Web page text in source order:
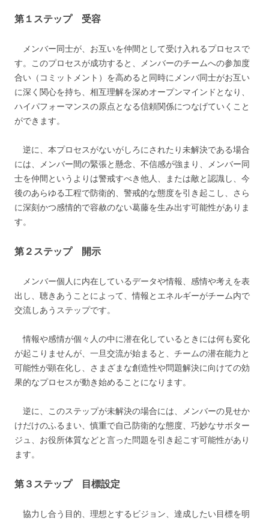
第１ステップ 受容
メンバー同士が、お互いを仲間として受け入れるプロセスで
す。このプロセスが成功すると、メンバーのチームへの参加度
合い（コミットメント）を高めると同時にメンバ同士がお互い
に深く関心を持ち、相互理解を深めオープンマインドとなり、
ハイパフォーマンスの原点となる信頼関係につなげていくこと
ができます。
逆に、本プロセスがないがしろにされたり未解決である場合
には、メンバー間の緊張と懸念、不信感が強まり、メンバー同
士を仲間というよりは警戒すべき他人、または敵と認識し、今
後のあらゆる工程で防衛的、警戒的な態度を引き起こし、さら
に深刻かつ感情的で容赦のない葛藤を生み出す可能性がありま
す。
第２ステップ 開示
メンバー個人に内在しているデータや情報、感情や考えを表
出し、聴きあうことによって、情報とエネルギーがチーム内で
交流しあうステップです。
情報や感情が個々人の中に潜在化しているときには何も変化
が起こりませんが、一旦交流が始まると、チームの潜在能力と
可能性が顕在化し、さまざまな創造性や問題解決に向けての効
果的なプロセスが動き始めることになります。
逆に、このステップが未解決の場合には、メンバーの見せか
けだけのふるまい、慎重で自己防衛的な態度、巧妙なサボター
ジュ、お役所体質などと言った問題を引き起こす可能性があり
ます。
第３ステップ 目標設定
協力し合う目的、理想とするビジョン、達成したい目標を明